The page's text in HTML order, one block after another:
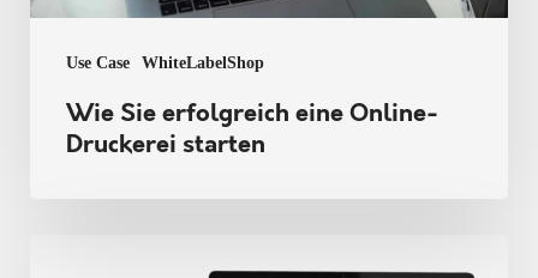
Use Case WhiteLabelShop
Wie Sie erfolgreich eine Online-
Druckerei starten